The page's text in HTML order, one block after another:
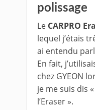
polissage
Le CARPRO
lequel j’étais
ai entendu
En fait,
chez GYEON
je me suis dis
l’Eraser ».